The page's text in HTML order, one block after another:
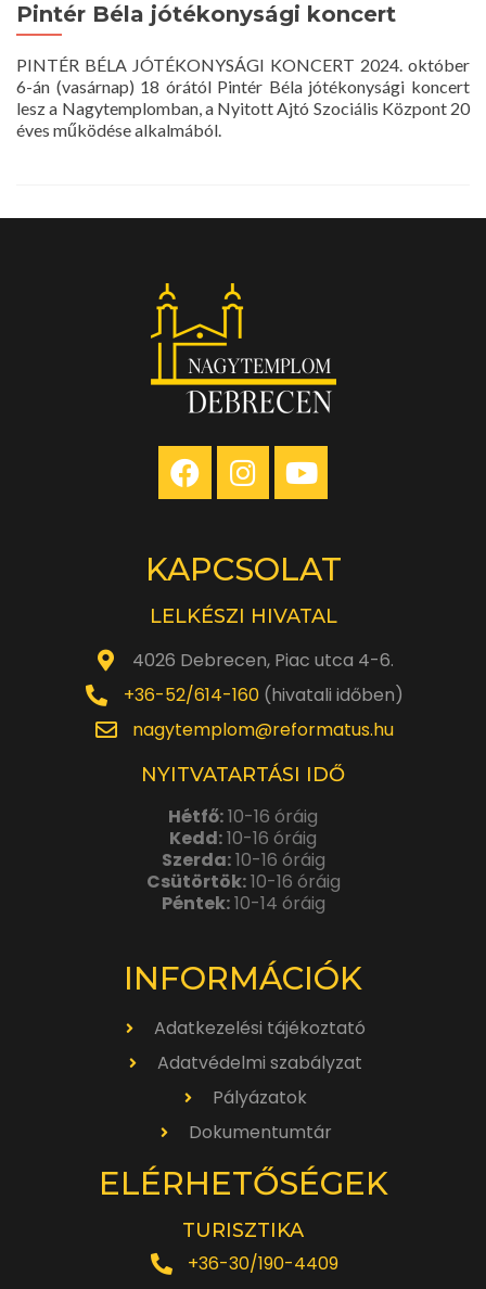
Pintér Béla jótékonysági koncert
PINTÉR BÉLA JÓTÉKONYSÁGI KONCERT 2024. október
6-án (vasárnap) 18 órától Pintér Béla jótékonysági koncert
lesz a Nagytemplomban, a Nyitott Ajtó Szociális Központ 20
éves működése alkalmából.
KAPCSOLAT
LELKÉSZI HIVATAL
4026 Debrecen, Piac utca 4-6.
+36-52/614-160(hivatali időben)
nagytemplom@reformatus.hu
NYITVATARTÁSI IDŐ
Hétfő:10-16 óráig
Kedd:10-16 óráig
Szerda:10-16 óráig
Csütörtök:10-16 óráig
Péntek:10-14 óráig
INFORMÁCIÓK
Adatkezelési tájékoztató
Adatvédelmi szabályzat
Pályázatok
Dokumentumtár
ELÉRHETŐSÉGEK
TURISZTIKA
+36-30/190-4409